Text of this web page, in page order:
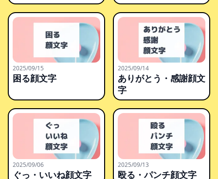
2025/09/15
困る顔文字
2025/09/14
ありがとう・感謝顔文
字
2025/09/06
ぐっ・いいね顔文字
2025/09/13
殴る・パンチ顔文字